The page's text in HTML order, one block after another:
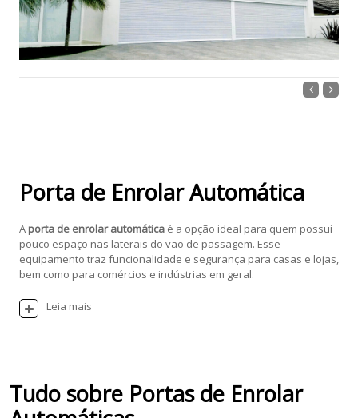
Porta de Enrolar Automática
A porta de enrolar automáticaé a opção ideal para quem possui
pouco espaço nas laterais do vão de passagem. Esse
equipamento traz funcionalidade e segurança para casas e lojas,
bem como para comércios e indústrias em geral.
Leia mais
Tudo sobre Portas de Enrolar